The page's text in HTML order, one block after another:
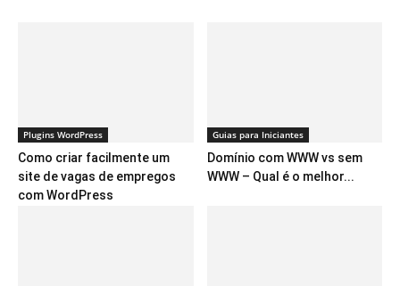
Plugins WordPress
Como criar facilmente um
site de vagas de empregos
com WordPress
Guias para Iniciantes
Domínio com WWW vs sem
WWW – Qual é o melhor...